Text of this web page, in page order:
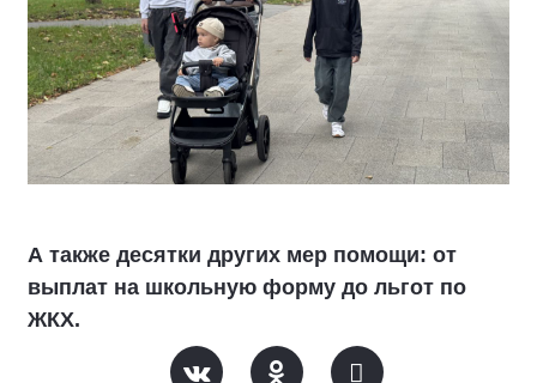
А также десятки других мер помощи: от
выплат на школьную форму до льгот по
ЖКХ.